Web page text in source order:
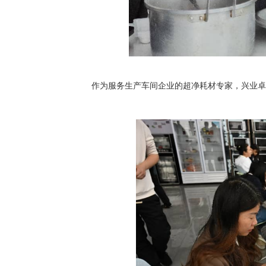
作为服务生产车间企业的超净耗材专家，兴业